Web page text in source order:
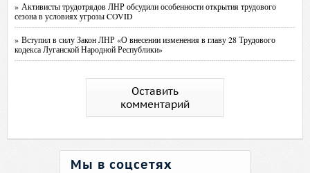
» Активисты трудотрядов ЛНР обсудили особенности открытия трудового
сезона в условиях угрозы COVID
» Вступил в силу Закон ЛНР «О внесении изменения в главу 28 Трудового
кодекса Луганской Народной Республики»
Оставить
комментарий
Мы в соцсетях